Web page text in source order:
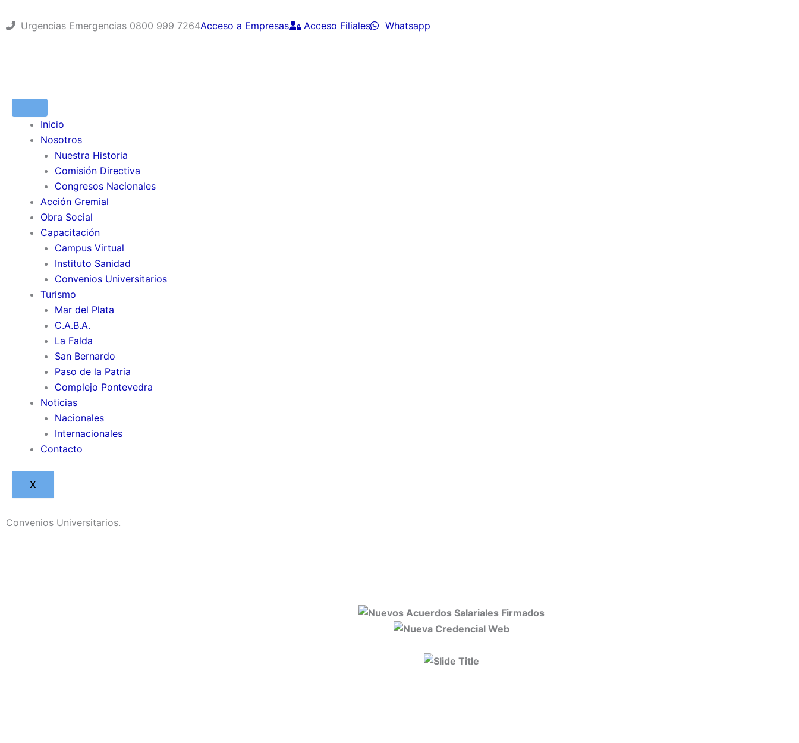
Urgencias Emergencias 0800 999 7264Acceso a Empresas Acceso Filiales Whatsapp
Inicio
Nosotros
Nuestra Historia
Comisión Directiva
Congresos Nacionales
Acción Gremial
Obra Social
Capacitación
Campus Virtual
Instituto Sanidad
Convenios Universitarios
Turismo
Mar del Plata
C.A.B.A.
La Falda
San Bernardo
Paso de la Patria
Complejo Pontevedra
Noticias
Nacionales
Internacionales
Contacto
X
Convenios Universitarios.